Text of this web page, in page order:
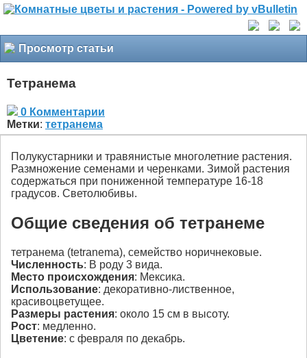
Просмотр статьи
Тетранема
0 Комментарии
Метки: тетранема
Полукустарники и травянистые многолетние растения.
Размножение семенами и черенками. Зимой растения
содержаться при пониженной температуре 16-18
градусов. Светолюбивы.
Общие сведения об тетранеме
тетранема (tetranema), семейство норичнековые.
Численность: В роду 3 вида.
Место происхождения: Мексика.
Использование: декоративно-лиственное,
красивоцветущее.
Размеры растения: около 15 см в высоту.
Рост: медленно.
Цветение: с февраля по декабрь.